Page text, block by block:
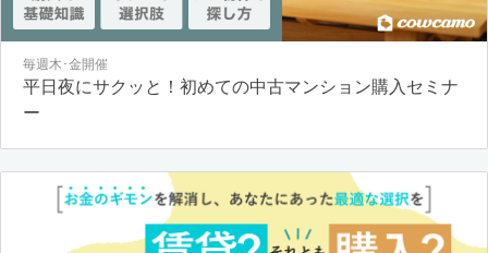
毎週木･金開催
平日夜にサクッと！初めての中古マンション購入セミナ
ー